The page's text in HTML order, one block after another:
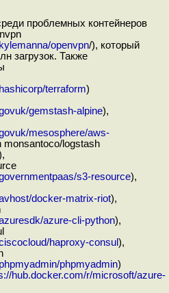
проблемных контейнеров
openvpn/), который
загрузок. Также
terraform)
gemstash-alpine),
mesosphere/aws-
logstash
s3-resource),
docker-matrix-riot),
azure-cli-python),
haproxy-consul),
phpmyadmin)
hub.docker.com/r/microsoft/azure-